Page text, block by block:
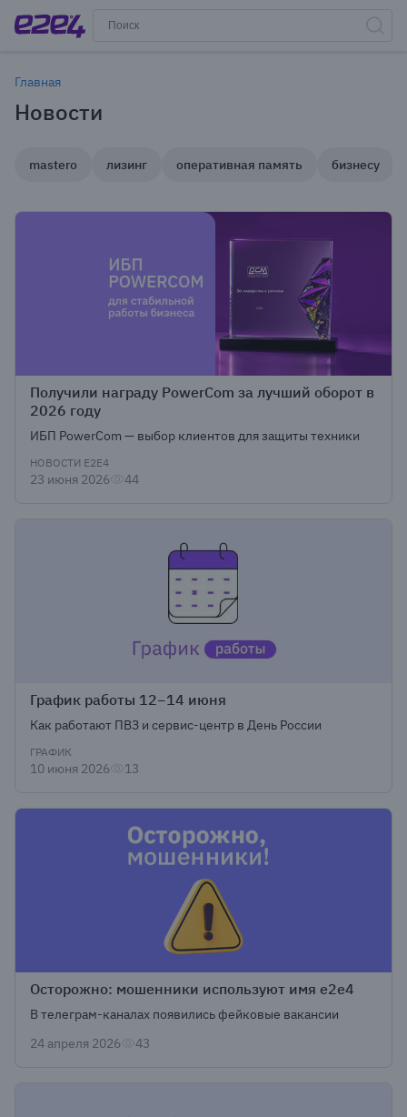
Главная
Новости
mastero лизинг оперативная память бизнесу
Получили награду PowerCom за лучший оборот в
2026 году
ИБП PowerCom — выбор клиентов для защиты техники
НОВОСТИ Е2Е4
23 июня 2026 44
График работы 12−14 июня
Как работают ПВЗ и сервис-центр в День России
ГРАФИК
10 июня 2026 13
Осторожно: мошенники используют имя e2e4
В телеграм-каналах появились фейковые вакансии
24 апреля 2026
43